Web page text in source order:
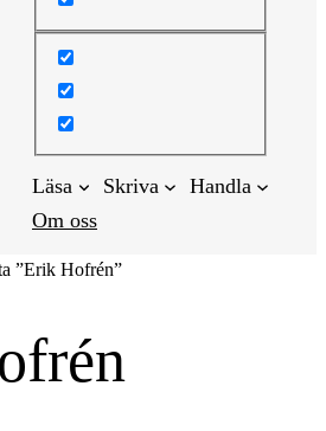
Läsa Skriva
Handla
Om oss
”Erik Hofrén”